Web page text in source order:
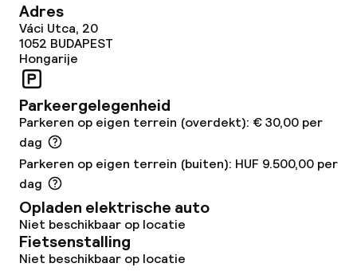
Lunch à la carte
Diner à la carte
Roomservice
Dieetopties
Speciale dieetopties
Glutenvrije opties
Vegetarische opties
Adres
Váci Utca, 20
1052 BUDAPEST
Hongarije
Parkeergelegenheid
Parkeren op eigen terrein (overdekt): € 30,00 per
dag
Parkeren op eigen terrein (buiten): HUF 9.500,00 per
dag
Opladen elektrische auto
Niet beschikbaar op locatie
Fietsenstalling
Niet beschikbaar op locatie